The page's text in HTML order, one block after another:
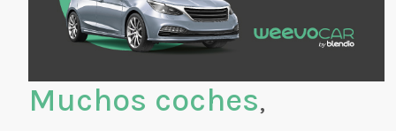
Muchos coches,